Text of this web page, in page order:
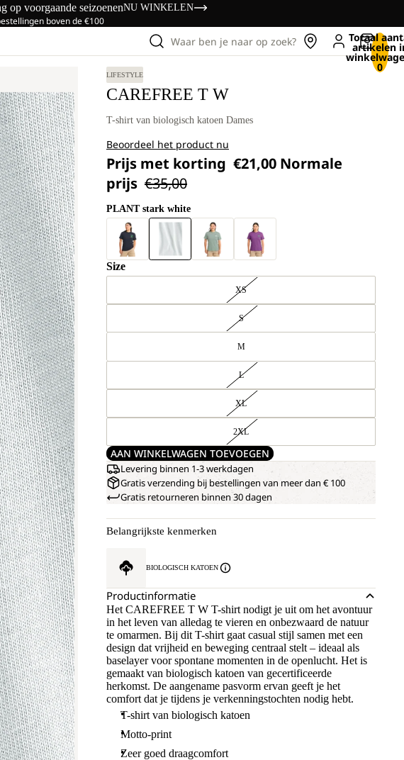
op voorgaande seizoenenNU WINKELEN
boven de €100
Waar ben je naar op zoek? Totaal
artikelen
0
LIFESTYLE
CAREFREE T W
T-shirt van biologisch katoen Dames
Beoordeel het product nu
Prijs met korting €21,00 Normale
prijs €35,00
PLANT stark white
Size
XS
S
M
L
XL
2XL
AAN WINKELWAGEN TOEVOEGEN
Levering binnen 1-3 werkdagen
Gratis verzending bij bestellingen van meer dan € 100
Gratis retourneren binnen 30 dagen
Belangrijkste kenmerken
BIOLOGISCH KATOEN
Productinformatie
Het CAREFREE T W T-shirt nodigt je uit om het avontuur
in het leven van alledag te vieren en onbezwaard de natuur
te omarmen. Bij dit T-shirt gaat casual stijl samen met een
design dat vrijheid en beweging centraal stelt – ideaal als
baselayer voor spontane momenten in de openlucht. Het is
gemaakt van biologisch katoen van gecertificeerde
herkomst. De aangename pasvorm ervan geeft je het
comfort dat je tijdens je verkenningstochten nodig hebt.
T-shirt van biologisch katoen
Motto-print
Zeer goed draagcomfort